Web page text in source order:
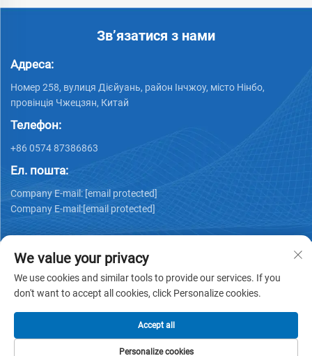
Зв’язатися з нами
Адреса:
Номер 258, вулиця Дієйуань, район Інчжоу, місто Нінбо,
провінція Чжецзян, Китай
Телефон:
+86 0574 87386863
Ел. пошта:
Company E-mail: [email protected]
Company E-mail:[email protected]
Політика конфіденційності
We value your privacy
We use cookies and similar tools to provide our services. If you
don't want to accept all cookies, click Personalize cookies.
Personalize cookies
Accept all